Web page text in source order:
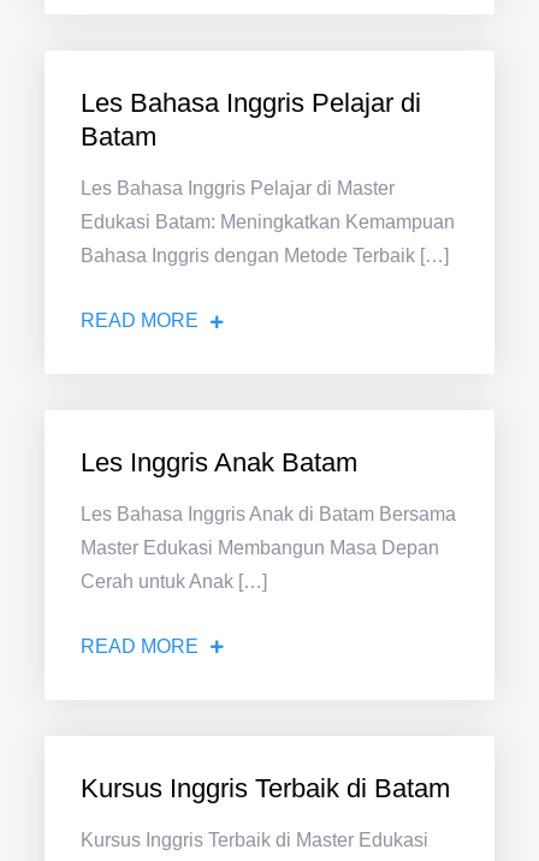
Les Bahasa Inggris Pelajar di
Batam
Les Bahasa Inggris Pelajar di Master
Edukasi Batam: Meningkatkan Kemampuan
Bahasa Inggris dengan Metode Terbaik […]
READ MORE
Les Inggris Anak Batam
Les Bahasa Inggris Anak di Batam Bersama
Master Edukasi Membangun Masa Depan
Cerah untuk Anak […]
READ MORE
Kursus Inggris Terbaik di Batam
Kursus Inggris Terbaik di Master Edukasi